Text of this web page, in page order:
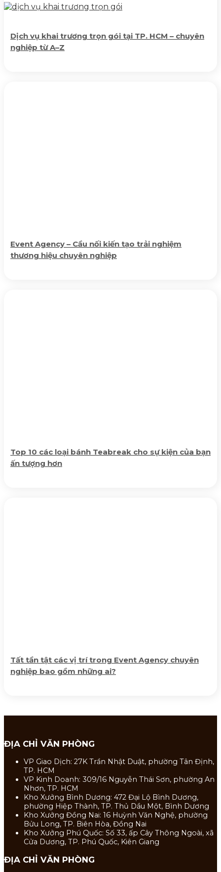
Dịch vụ khai trương trọn gói tại TP. HCM – chuyên
nghiệp từ A–Z
Event Agency – Cầu nối kiến tạo trải nghiệm
thương hiệu chuyên nghiệp
Top 10 các loại bánh Teabreak cho sự kiện của bạn
ấn tượng hơn
Tất tần tật các vị trí trong Event Agency chuyên
nghiệp bao gồm những ai?
ĐỊA CHỈ VĂN PHÒNG
VP Giao Dịch: 27K Trần Nhật Duật, phường Tân Định,
TP. HCM
VP Kinh Doanh: 309/16 Nguyễn Thái Sơn, phường An
Nhơn, TP. HCM
Kho Xưởng Bình Dương: 472 Đại Lộ Bình Dương,
phường Hiệp Thành, TP. Thủ Dầu Một, Bình Dương
Kho Xưởng Đồng Nai: 16 Huỳnh Văn Nghệ, phường
Bửu Long, TP. Biên Hòa, Đồng Nai
Kho Xưởng Phú Quốc: Số 33, ấp Cây Thông Ngoài, xã
Cửa Dương, TP. Phú Quốc, Kiên Giang
ĐỊA CHỈ VĂN PHÒNG